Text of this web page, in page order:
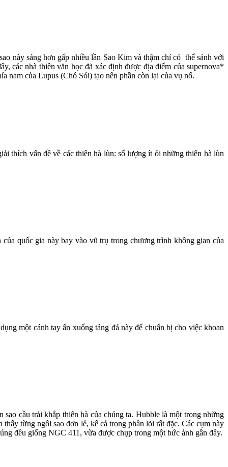
này sáng hơn gấp nhiều lần Sao Kim và thậm chí có thể sánh với
các nhà thiên văn học đã xác định được địa điểm của supernova*
nam của Lupus (Chó Sói) tạo nên phần còn lại của vụ nổ.
thích vấn đề về các thiên hà lùn: số lượng ít ỏi những thiên hà lùn
quốc gia này bay vào vũ trụ trong chương trình không gian của
một cánh tay ấn xuống tảng đá này để chuẩn bị cho việc khoan
cầu trải khắp thiên hà của chúng ta. Hubble là một trong những
từng ngôi sao đơn lẻ, kể cả trong phần lõi rất đặc. Các cụm này
đều giống NGC 411, vừa được chụp trong một bức ảnh gần đây.